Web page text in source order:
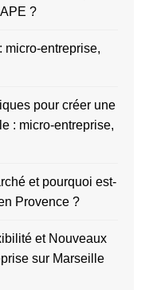
?
micro-entreprise,
pour créer une
: micro-entreprise,
et pourquoi est-
Provence ?
et Nouveaux
sur Marseille